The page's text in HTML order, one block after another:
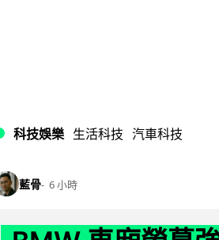
科技娛樂 生活科技 汽車科技
藍骨 6 小時